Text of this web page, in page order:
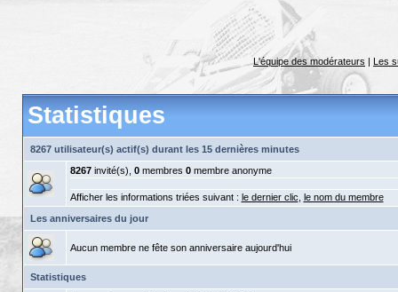
L'équipe des modérateurs | Les
Statistiques
8267 utilisateur(s) actif(s) durant les 15 dernières minutes
8267invité(s), 0membres 0membre anonyme
Afficher les informations triées suivant : le dernier clic le nom du membre
Les anniversaires du jour
Aucun membre ne fête son anniversaire aujourd'hui
Statistiques